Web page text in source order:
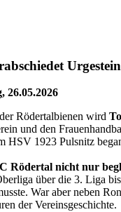
26.05.2026
Rödertalbienen wird
und den
HSV 1923 Pulsnitz
Rödertal nicht nur
über die 3. Liga
War aber neben
der Vereinsgeschichte.